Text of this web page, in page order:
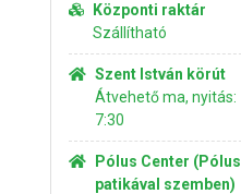
Központi raktár
Szállítható
Szent István körút
Átvehető ma, nyitás:
7:30
Pólus Center (Pólus
patikával szemben)